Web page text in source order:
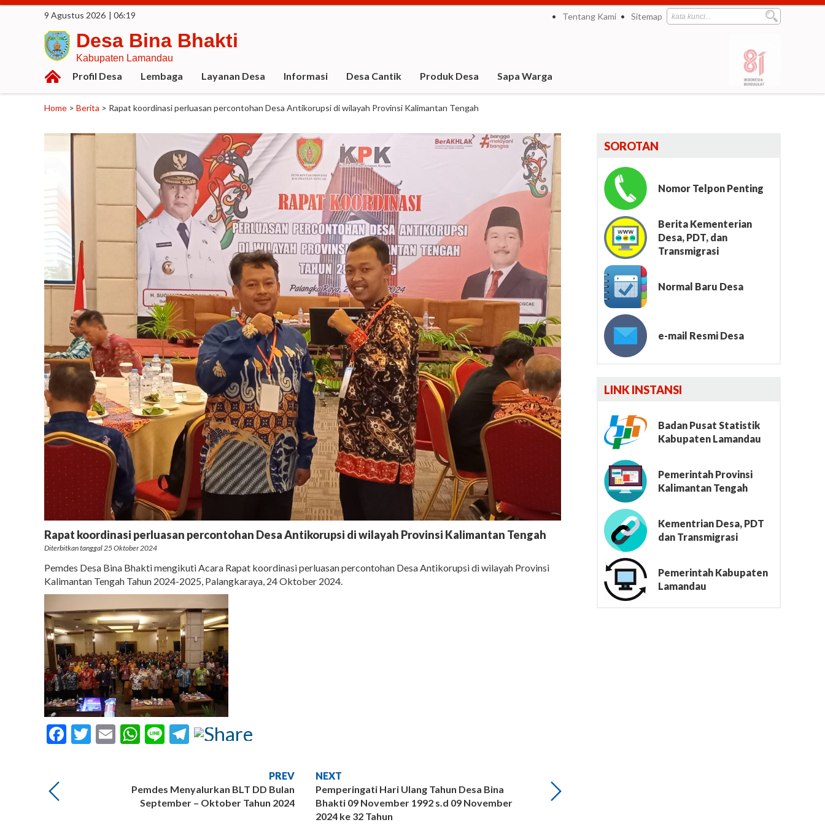
9 Agustus 2026 | 06:19 Tentang Kami Sitemap
Desa Bina Bhakti
Kabupaten Lamandau
Profil Desa Lembaga Layanan Desa Informasi Desa Cantik Produk Desa Sapa Warga
Home > Berita > Rapat koordinasi perluasan percontohan Desa Antikorupsi di wilayah Provinsi Kalimantan Tengah
Rapat koordinasi perluasan percontohan Desa Antikorupsi di wilayah Provinsi Kalimantan Tengah
Diterbitkan tanggal 25 Oktober 2024
Pemdes Desa Bina Bhakti mengikuti Acara Rapat koordinasi perluasan percontohan Desa Antikorupsi di wilayah Provinsi
Kalimantan Tengah Tahun 2024-2025, Palangkaraya, 24 Oktober 2024.
Facebook
Twitter
EmailWhatsApp
LineTelegram
PREV
Pemdes Menyalurkan BLT DD Bulan
September – Oktober Tahun 2024
NEXT
Pemperingati Hari Ulang Tahun Desa Bina
Bhakti 09 November 1992 s.d 09 November
2024 ke 32 Tahun
SOROTAN
Nomor Telpon Penting
Berita Kementerian
Desa, PDT, dan
Transmigrasi
Normal Baru Desa
e-mail Resmi Desa
Lumbung File
LINK INSTANSI
Badan Pusat Statistik
Kabupaten Lamandau
Pemerintah Provinsi
Kalimantan Tengah
Kementrian Desa, PDT
dan Transmigrasi
Pemerintah Kabupaten
Lamandau